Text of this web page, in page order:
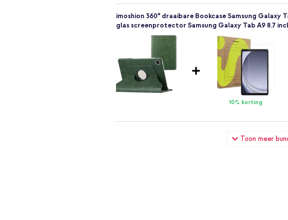
Toon meer
imoshion 360° draaibare Bookcase Samsung Galaxy
glas screenprotector Samsung Galaxy Tab A9 8.7
10% korting
imoshion 360° draaibare Bookcase Samsung Galaxy
Charger - Oplader - USB-C en USB aansluiting -